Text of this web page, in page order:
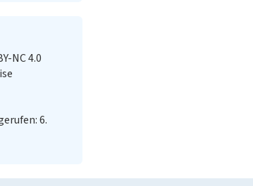
NC 4.0
6.